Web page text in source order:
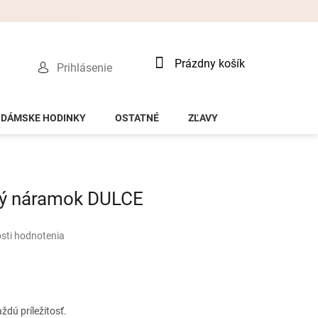
Prihlásenie
Nákupný
Prázdny košík
DÁMSKE HODINKY OSTATNÉ ZĽAVY
náramok DULCE
hodnotenia
príležitosť.